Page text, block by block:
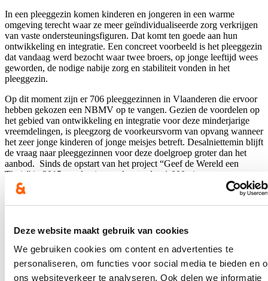
Deze website maakt gebruik van cookies
We gebruiken cookies om content en advertenties te
personaliseren, om functies voor social media te bieden en
ons websiteverkeer te analyseren. Ook delen we informatie
In een pleeggezin komen kinderen en jongeren in een warme
omgeving terecht waar ze meer geïndividualiseerde zorg verkrijgen
van vaste ondersteuningsfiguren. Dat komt ten goede aan hun
ontwikkeling en integratie. Een concreet voorbeeld is het pleeggezin
dat vandaag werd bezocht waar twee broers, op jonge leeftijd wees
geworden, de nodige nabije zorg en stabiliteit vonden in het
pleeggezin.
Op dit moment zijn er 706 pleeggezinnen in Vlaanderen die ervoor
hebben gekozen een NBMV op te vangen. Gezien de voordelen op
het gebied van ontwikkeling en integratie voor deze minderjarige
vreemdelingen, is pleegzorg de voorkeursvorm van opvang wanneer
het zeer jonge kinderen of jonge meisjes betreft. Desalniettemin blijft
de vraag naar pleeggezinnen voor deze doelgroep groter dan het
aanbod. Sinds de opstart van het project “Geef de Wereld een
Thuis” in 2015 werden in totaal meer dan 1.000 nieuwe
pleegzorgsituaties opgestart voor NBMV in Vlaanderen en Brussel.
Ook na de start van de oorlog in Oekraïne was er een groot
vangen. In totaal werden 188 kinderen opgevangen in een
pleeggezin. 83 kinderen blijven vandaag nog steeds in een
pleeggezin. Sommigen zijn namelijk inmiddels al teruggekeerd naar
Oekraïne, herenigd met familie elders in Europa of met (één van)
hun ouders in Vlaanderen.